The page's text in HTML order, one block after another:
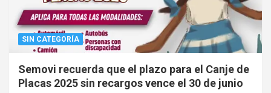
SIN CATEGORÍA
Semovi recuerda que el plazo para el Canje de
Placas 2025 sin recargos vence el 30 de junio